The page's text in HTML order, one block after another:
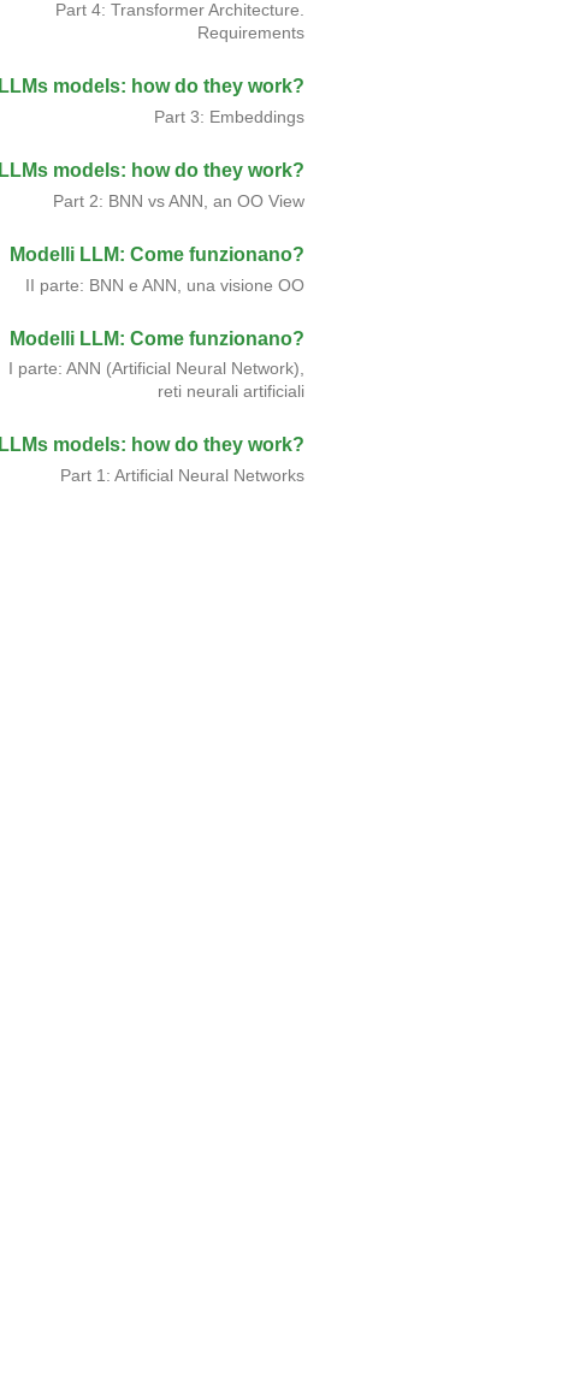
Part 4: Transformer Architecture.
Requirements
LLMs models: how do they work?
Part 3: Embeddings
LLMs models: how do they work?
Part 2: BNN vs ANN, an OO View
Modelli LLM: Come funzionano?
II parte: BNN e ANN, una visione OO
Modelli LLM: Come funzionano?
I parte: ANN (Artificial Neural Network),
reti neurali artificiali
LLMs models: how do they work?
Part 1: Artificial Neural Networks